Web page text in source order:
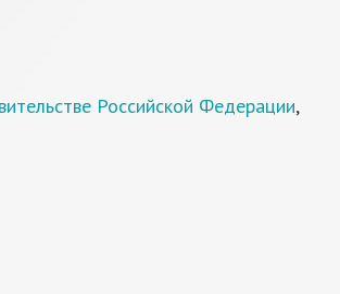
Российской Федерации,